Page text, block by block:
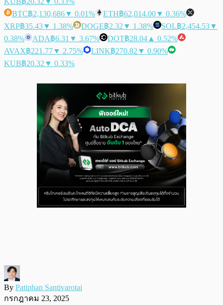
BTC฿2,130,686▼ 0.01% ETH฿62,014.00▼ 0.36%
XRP฿35.43▼ 1.38% DOGE฿2.32 ▼ 1.38% SOL฿2,454.53▼
0.38%
ADA฿6.31 ▼ 3.67% DOT฿28.04 ▲ 0.52%
AVAX฿221.77▼ 2.75% LINK฿270.82 ▼ 0.90%
KUB฿20.32 ▼ 0.33%
By Patiphan Santivarotai
กรกฎาคม 23, 2025